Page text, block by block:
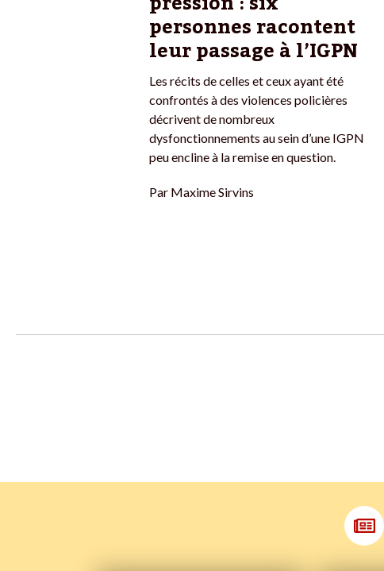
personnes racontent
leur passage à l’IGPN
Les récits de celles et ceux ayant été
confrontés à des violences policières
décrivent de nombreux
dysfonctionnements au sein d’une IGPN
peu encline à la remise en question.
Par Maxime Sirvins